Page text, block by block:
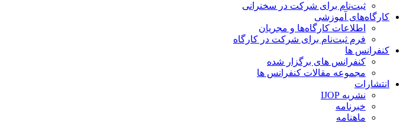
ثبت‌نام برای شرکت در سخنرانی
کارگاه‌های آموزشی
اطلاعات کارگاه‌ها و مجریان
فرم ثبت‌نام برای شرکت در کارگاه
کنفرانس ها
کنفرانس های برگزار شده
مجموعه مقالات کنفرانس ها
انتشارات
نشریه IJOP
خبرنامه
ماهنامه